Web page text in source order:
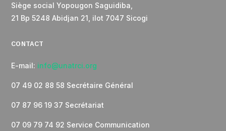
Siège social Yopougon Saguidiba,
21 Bp 5248 Abidjan 21, ilot 7047 Sicogi
CONTACT
E-mail: info@unatrci.org
07 49 02 88 58 Secrétaire Général
07 87 96 19 37 Secrétariat
07 09 79 74 92 Service Communication